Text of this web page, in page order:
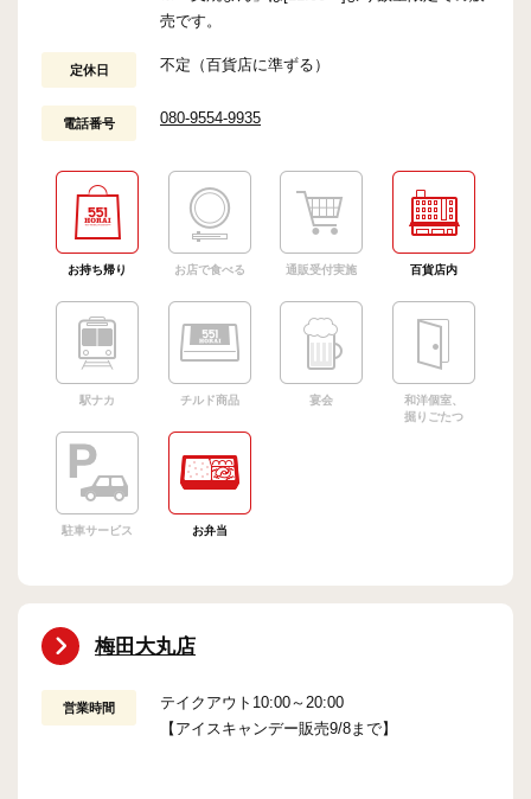
売です。
定休日 不定（百貨店に準ずる）
電話番号 080-9554-9935
お持ち帰り お店で食べる 通販受付実施 百貨店内
駅ナカ チルド商品 宴会
和洋個室、
掘りごたつ
駐車サービス お弁当
梅田大丸店
営業時間
テイクアウト10:00～20:00
【アイスキャンデー販売9/8まで】